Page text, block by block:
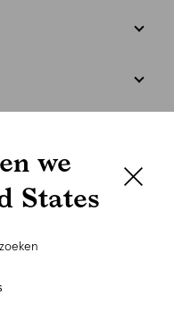
vergelijkbare
we
States